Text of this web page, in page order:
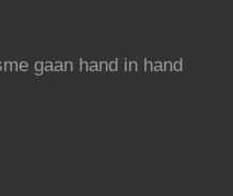
gaan hand in hand